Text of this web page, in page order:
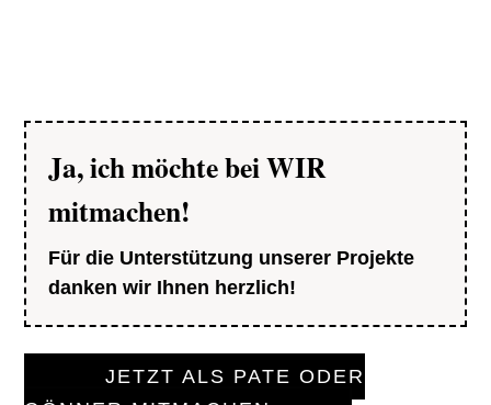
Ja, ich möchte bei WIR
mitmachen!
Für die Unterstützung unserer Projekte
danken wir Ihnen herzlich!
JETZT ALS PATE ODER